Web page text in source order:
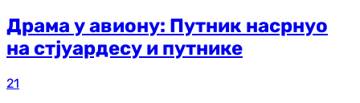
Драма у авиону: Путник насрнуо
на стјуардесу и путнике
21